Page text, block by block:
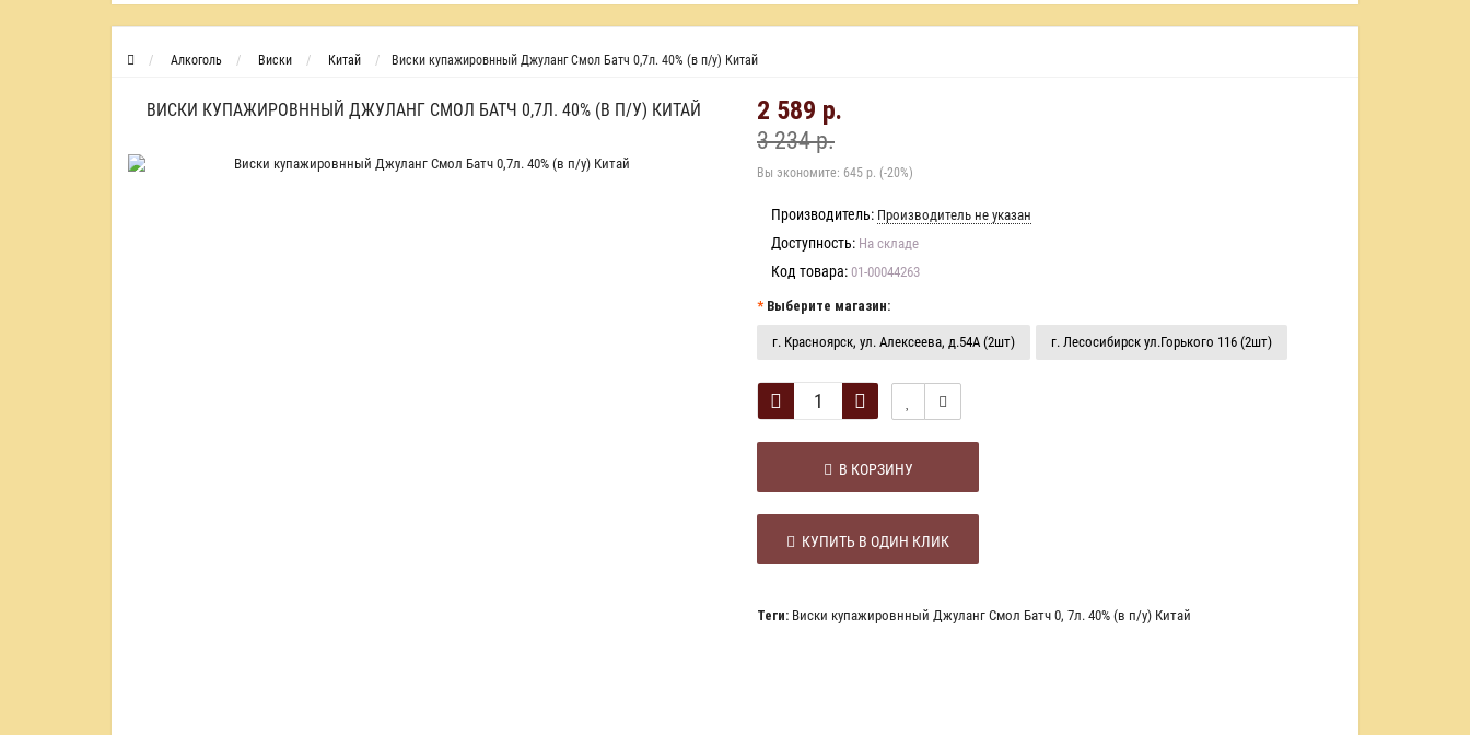
Алкоголь Виски Китай Виски купажировнный Джуланг Смол Батч 0,7л. 40% (в п/у) Китай
ВИСКИ КУПАЖИРОВННЫЙ ДЖУЛАНГ СМОЛ БАТЧ 0,7Л. 40% (В П/У) КИТАЙ 2 589 р.
3 234 р.
Вы экономите: 645 р. (-20%)
Производитель: Производитель не указан
Доступность: На складе
Код товара: 01-00044263
Выберите магазин:
г. Красноярск, ул. Алексеева, д.54А (2шт) г. Лесосибирск ул.Горького 116 (2шт)
В КОРЗИНУ
КУПИТЬ В ОДИН КЛИК
Теги: Виски купажировнный Джуланг Смол Батч 0, 7л. 40% (в п/у) Китай